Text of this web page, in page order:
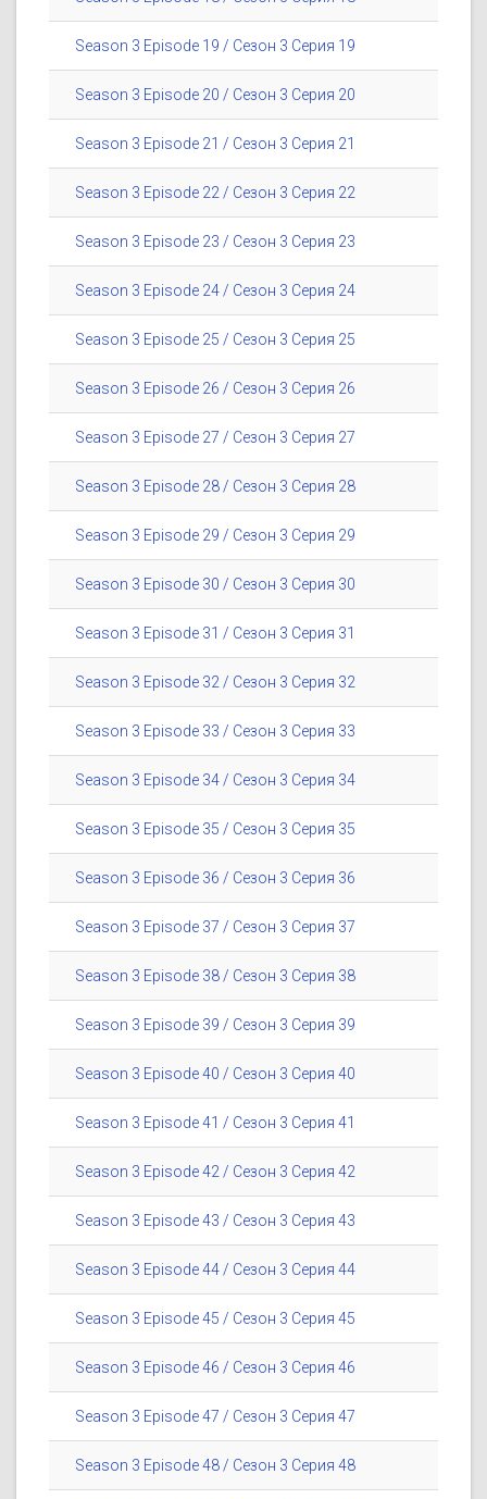
Season 3 Episode 19 / Сезон 3 Серия 19
Season 3 Episode 20 / Сезон 3 Серия 20
Season 3 Episode 21 / Сезон 3 Серия 21
Season 3 Episode 22 / Сезон 3 Серия 22
Season 3 Episode 23 / Сезон 3 Серия 23
Season 3 Episode 24 / Сезон 3 Серия 24
Season 3 Episode 25 / Сезон 3 Серия 25
Season 3 Episode 26 / Сезон 3 Серия 26
Season 3 Episode 27 / Сезон 3 Серия 27
Season 3 Episode 28 / Сезон 3 Серия 28
Season 3 Episode 29 / Сезон 3 Серия 29
Season 3 Episode 30 / Сезон 3 Серия 30
Season 3 Episode 31 / Сезон 3 Серия 31
Season 3 Episode 32 / Сезон 3 Серия 32
Season 3 Episode 33 / Сезон 3 Серия 33
Season 3 Episode 34 / Сезон 3 Серия 34
Season 3 Episode 35 / Сезон 3 Серия 35
Season 3 Episode 36 / Сезон 3 Серия 36
Season 3 Episode 37 / Сезон 3 Серия 37
Season 3 Episode 38 / Сезон 3 Серия 38
Season 3 Episode 39 / Сезон 3 Серия 39
Season 3 Episode 40 / Сезон 3 Серия 40
Season 3 Episode 41 / Сезон 3 Серия 41
Season 3 Episode 42 / Сезон 3 Серия 42
Season 3 Episode 43 / Сезон 3 Серия 43
Season 3 Episode 44 / Сезон 3 Серия 44
Season 3 Episode 45 / Сезон 3 Серия 45
Season 3 Episode 46 / Сезон 3 Серия 46
Season 3 Episode 47 / Сезон 3 Серия 47
Season 3 Episode 48 / Сезон 3 Серия 48